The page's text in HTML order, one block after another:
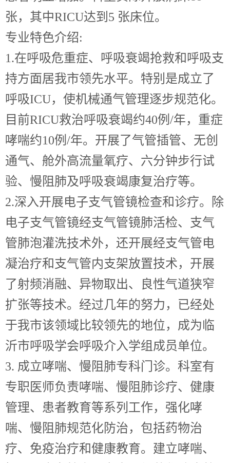
张，其中RICU达到5 张床位。
专业特色介绍:
1.在呼吸危重症、呼吸衰竭抢救和呼吸支
持方面居我市领先水平。特别是成立了
呼吸ICU，使机械通气管理逐步规范化。
目前RICU救治呼吸衰竭约40例/年，重症
哮喘约10例/年。开展了气管插管、无创
通气、舱外高流量氧疗、六分钟步行试
验、慢阻肺及呼吸衰竭康复治疗等。
2.深入开展电子支气管镜检查和诊疗。除
电子支气管镜经支气管镜肺活检、支气
管肺泡灌洗技术外，还开展经支气管电
凝治疗和支气管内支架放置技术，开展
了射频消融、异物取出、良性气道狭窄
扩张等技术。经过几年的努力，已经处
于我市该领域比较领先的地位，成为临
沂市呼吸学会呼吸介入学组成员单位。
3. 成立哮喘、慢阻肺专科门诊。科室有
专职医师负责哮喘、慢阻肺诊疗、健康
管理、患者教育等系列工作，强化哮
喘、慢阻肺规范化防治，包括药物治
疗、免疫治疗和健康教育。建立哮喘、